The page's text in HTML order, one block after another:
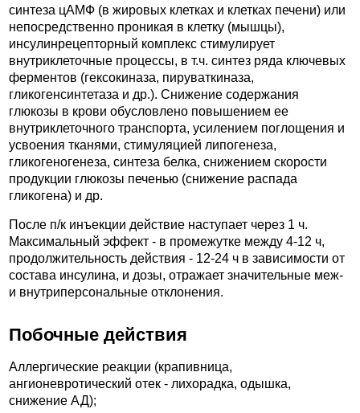
синтеза цАМФ (в жировых клетках и клетках печени) или
непосредственно проникая в клетку (мышцы),
инсулинрецепторный комплекс стимулирует
внутриклеточные процессы, в т.ч. синтез ряда ключевых
ферментов (гексокиназа, пируваткиназа,
гликогенсинтетаза и др.). Снижение содержания
глюкозы в крови обусловлено повышением ее
внутриклеточного транспорта, усилением поглощения и
усвоения тканями, стимуляцией липогенеза,
гликогеногенеза, синтеза белка, снижением скорости
продукции глюкозы печенью (снижение распада
гликогена) и др.
После п/к инъекции действие наступает через 1 ч.
Максимальный эффект - в промежутке между 4-12 ч,
продолжительность действия - 12-24 ч в зависимости от
состава инсулина, и дозы, отражает значительные меж-
и внутриперсональные отклонения.
Побочные действия
Аллергические реакции (крапивница,
ангионевротический отек - лихорадка, одышка,
снижение АД);